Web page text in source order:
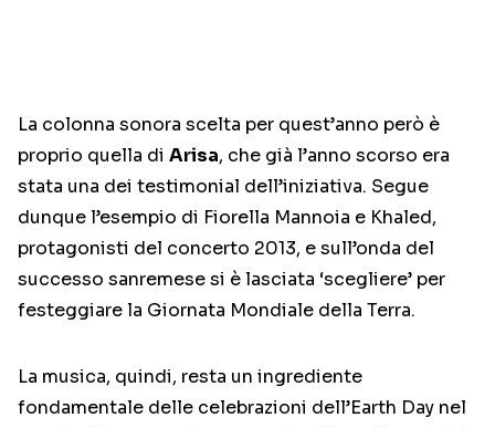
La colonna sonora scelta per quest’anno però è
proprio quella di Arisa, che già l’anno scorso era
stata una dei testimonial dell’iniziativa. Segue
dunque l’esempio di Fiorella Mannoia e Khaled,
protagonisti del concerto 2013, e sull’onda del
successo sanremese si è lasciata ‘scegliere’ per
festeggiare la Giornata Mondiale della Terra.
La musica, quindi, resta un ingrediente
fondamentale delle celebrazioni dell’Earth Day nel